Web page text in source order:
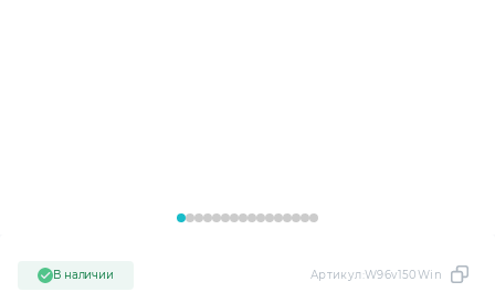
В наличии Артикул:W96v150Win